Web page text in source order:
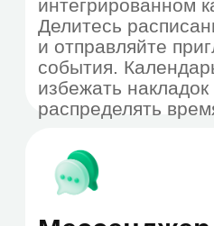
Сервисы для совместного
пользования на основе
инфраструктуры
Размещение в
облаке (SaaS)